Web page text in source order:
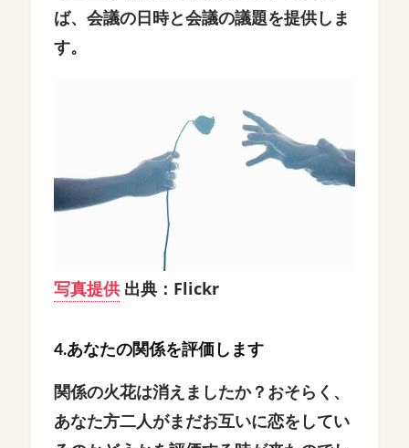
ば、会議の日時と会議の議題を提供しま
す。
写真提供出典：Flickr
4.あなたの関係を評価します
関係の火花は消えましたか？おそらく、
あなた方二人がまだお互いに恋をしてい